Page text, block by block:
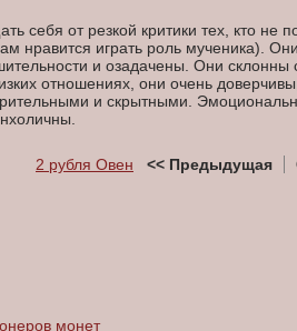
от резкой критики тех, кто не
нравится играть роль мученика).
и озадачены. Они
отношениях, они очень
и скрытными.
2 рубля Овен << Предыдущая
монет